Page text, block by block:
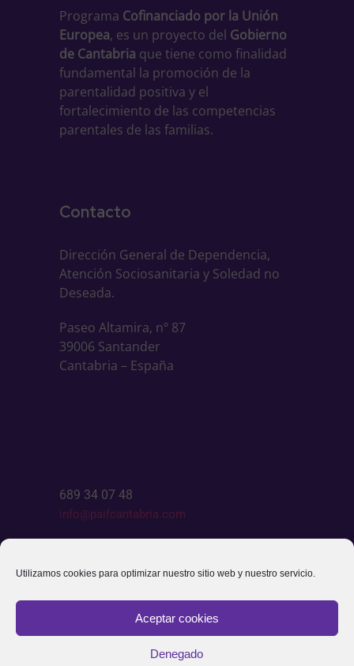
Utilizamos cookies para optimizar nuestro sitio web y nuestro servicio.
Aceptar cookies
Denegado
Programa Cofinanciado por la Unión
Europea, es un proyecto del Gobierno
de Cantabria que tiene como finalidad
fundamental la promoción de la
parentalidad positiva y el
fortalecimiento de las competencias
parentales de las familias.
Contacto
Dirección General de Dependencia,
Atención Sociosanitaria y Soledad no
Deseada.
Paseo Altamira, nº 87
39006 Santander
Cantabria – España
689 34 07 48
info@paifcantabria.com